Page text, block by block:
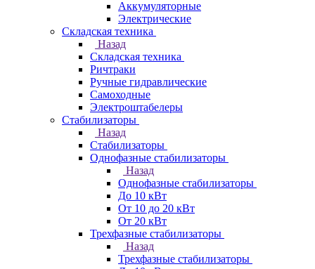
Аккумуляторные
Электрические
Складская техника
Назад
Складская техника
Ричтраки
Ручные гидравлические
Самоходные
Электроштабелеры
Стабилизаторы
Назад
Стабилизаторы
Однофазные стабилизаторы
Назад
Однофазные стабилизаторы
До 10 кВт
От 10 до 20 кВт
От 20 кВт
Трехфазные стабилизаторы
Назад
Трехфазные стабилизаторы